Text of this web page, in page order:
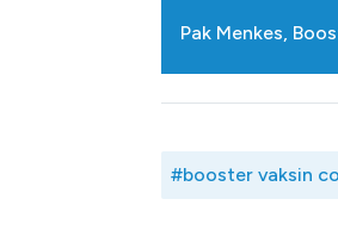
Pak Menkes,
#booster vaksin